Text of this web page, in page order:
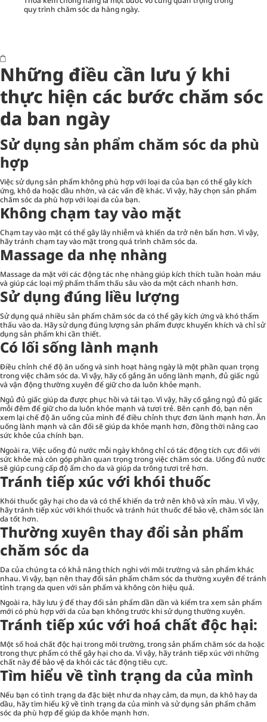
quy trình chăm sóc da hàng ngày.
Những điều cần lưu ý khi
thực hiện các bước chăm sóc
da ban ngày
Sử dụng sản phẩm chăm sóc da phù
hợp
Việc sử dụng sản phẩm không phù hợp với loại da của bạn có thể gây kích
ứng, khô da hoặc dầu nhờn, và các vấn đề khác. Vì vậy, hãy chọn sản phẩm
chăm sóc da phù hợp với loại da của bạn.
Không chạm tay vào mặt
Chạm tay vào mặt có thể gây lây nhiễm và khiến da trở nên bẩn hơn. Vì vậy,
hãy tránh chạm tay vào mặt trong quá trình chăm sóc da.
Massage da nhẹ nhàng
Massage da mặt với các động tác nhẹ nhàng giúp kích thích tuần hoàn máu
và giúp các loại mỹ phẩm thẩm thấu sâu vào da một cách nhanh hơn.
Sử dụng đúng liều lượng
Sử dụng quá nhiều sản phẩm chăm sóc da có thể gây kích ứng và khó thẩm
thấu vào da. Hãy sử dụng đúng lượng sản phẩm được khuyến khích và chỉ sử
dụng sản phẩm khi cần thiết.
Có lối sống lành mạnh
Điều chỉnh chế độ ăn uống và sinh hoạt hàng ngày là một phần quan trọng
trong việc chăm sóc da. Vì vậy, hãy cố gắng ăn uống lành mạnh, đủ giấc ngủ
và vận động thường xuyên để giữ cho da luôn khỏe mạnh.
Ngủ đủ giấc giúp da được phục hồi và tái tạo. Vì vậy, hãy cố gắng ngủ đủ giấc
mỗi đêm để giữ cho da luôn khỏe mạnh và tươi trẻ. Bên cạnh đó, bạn nên
xem lại chế độ ăn uống của mình để điều chỉnh thực đơn lành mạnh hơn. Ăn
uống lành mạnh và cân đối sẽ giúp da khỏe mạnh hơn, đồng thời nâng cao
sức khỏe của chính bạn.
Ngoài ra, Việc uống đủ nước mỗi ngày không chỉ có tác động tích cực đối với
sức khỏe mà còn góp phần quan trọng trong việc chăm sóc da. Uống đủ nước
sẽ giúp cung cấp độ ẩm cho da và giúp da trông tươi trẻ hơn.
Tránh tiếp xúc với khói thuốc
Khói thuốc gây hại cho da và có thể khiến da trở nên khô và xỉn màu. Vì vậy,
hãy tránh tiếp xúc với khói thuốc và tránh hút thuốc để bảo vệ, chăm sóc làn
da tốt hơn.
Thường xuyên thay đổi sản phẩm
chăm sóc da
Da của chúng ta có khả năng thích nghi với môi trường và sản phẩm khác
nhau. Vì vậy, bạn nên thay đổi sản phẩm chăm sóc da thường xuyên để tránh
tình trạng da quen với sản phẩm và không còn hiệu quả.
Ngoài ra, hãy lưu ý để thay đổi sản phẩm dần dần và kiểm tra xem sản phẩm
mới có phù hợp với da của bạn không trước khi sử dụng thường xuyên.
Tránh tiếp xúc với hoá chất độc hại:
Một số hoá chất độc hại trong môi trường, trong sản phẩm chăm sóc da hoặc
trong thực phẩm có thể gây hại cho da. Vì vậy, hãy tránh tiếp xúc với những
chất này để bảo vệ da khỏi các tác động tiêu cực.
Tìm hiểu về tình trạng da của mình
Nếu bạn có tình trạng da đặc biệt như da nhạy cảm, da mụn, da khô hay da
dầu, hãy tìm hiểu kỹ về tình trạng da của mình và sử dụng sản phẩm chăm
sóc da phù hợp để giúp da khỏe mạnh hơn.